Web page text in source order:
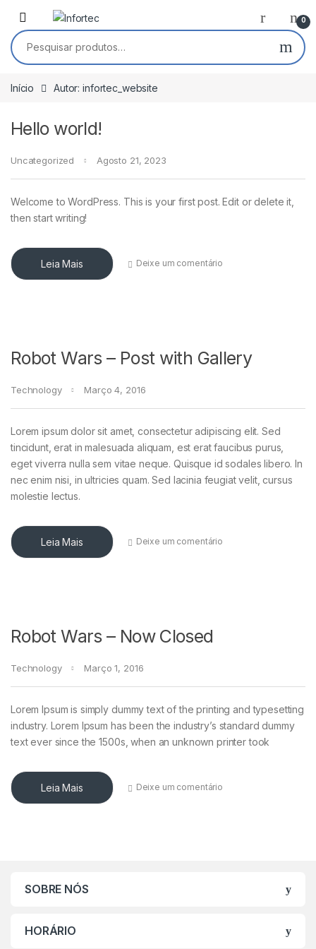
Saltar para navegação
Pular para o conteúdo
0
Pesquisar por:
Início Autor: infortec_website
Hello world!
Uncategorized Agosto 21, 2023
Welcome to WordPress. This is your first post. Edit or delete it,
then start writing!
Leia Mais Deixe um comentário
Robot Wars – Post with Gallery
Technology Março 4, 2016
Lorem ipsum dolor sit amet, consectetur adipiscing elit. Sed
tincidunt, erat in malesuada aliquam, est erat faucibus purus,
eget viverra nulla sem vitae neque. Quisque id sodales libero. In
nec enim nisi, in ultricies quam. Sed lacinia feugiat velit, cursus
molestie lectus.
Leia Mais Deixe um comentário
Robot Wars – Now Closed
Technology Março 1, 2016
Lorem Ipsum is simply dummy text of the printing and typesetting
industry. Lorem Ipsum has been the industry’s standard dummy
text ever since the 1500s, when an unknown printer took
Leia Mais Deixe um comentário
SOBRE NÓS
HORÁRIO